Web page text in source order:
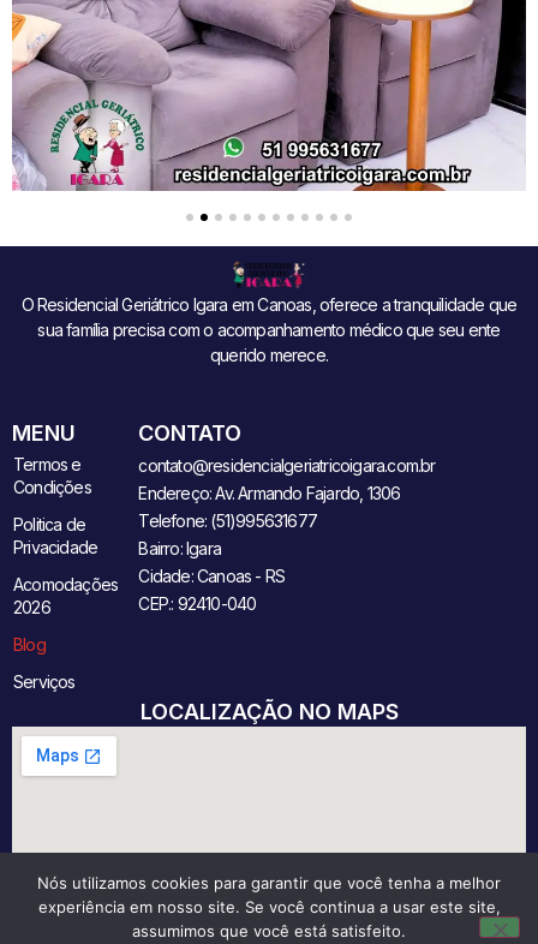
O Residencial Geriátrico Igara em Canoas, oferece a tranquilidade que
sua família precisa com o acompanhamento médico que seu ente
querido merece.
MENU
Termos e
Condições
Politica de
Privacidade
Acomodações
2026
Blog
Serviços
CONTATO
contato@residencialgeriatricoigara.com.br
Endereço: Av. Armando Fajardo, 1306
Telefone: (51)995631677
Bairro: Igara
Cidade: Canoas - RS
CEP.: 92410-040
LOCALIZAÇÃO NO MAPS
Nós utilizamos cookies para garantir que você tenha a melhor
experiência em nosso site. Se você continua a usar este site,
assumimos que você está satisfeito.